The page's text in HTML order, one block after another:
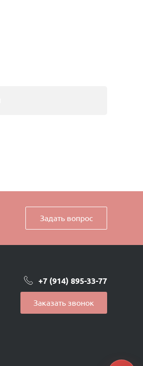
Задать вопрос
+7 (914) 895-33-77
Заказать звонок